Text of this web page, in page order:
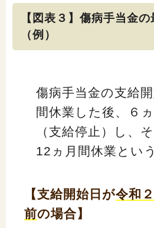
【図表３】傷病手当金
（例）
傷病手当金の支給
間休業した後、６
（支給停止）し、
12ヵ月間休業とい
【支給開始日が令和
前の場合】